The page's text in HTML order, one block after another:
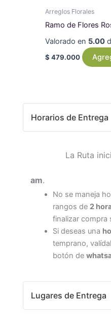
Arreglos Florales
Ramo de Flores
Valorado en 5.00
$ 479.000
Horarios de Entrega
La Ruta
am.
No se maneja
rangos de 2
finalizar compra
Si deseas una
temprano,
botón de
Lugares de Entrega